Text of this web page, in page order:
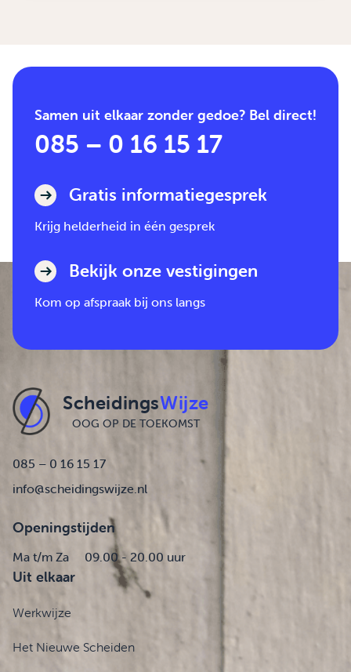
Samen uit elkaar zonder gedoe? Bel direct!
085 – 0 16 15 17
Gratis informatiegesprek
Krijg helderheid in één gesprek
Bekijk onze vestigingen
Kom op afspraak bij ons langs
ScheidingsWijze
OOG OP DE TOEKOMST
085 – 0 16 15 17
info@scheidingswijze.nl
Openingstijden
Ma t/m Za 09.00 - 20.00 uur
Uit elkaar
Werkwijze
Het Nieuwe Scheiden